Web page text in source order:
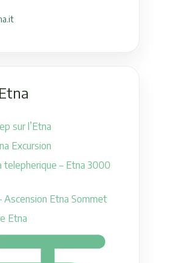
sur l’Etna
Excursion
telepherique – Etna 3000
Ascension Etna Sommet
Etna